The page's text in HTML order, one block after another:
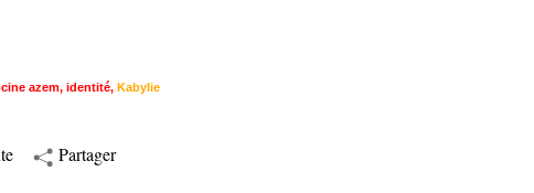
azem, identité, Kabylie
Partager